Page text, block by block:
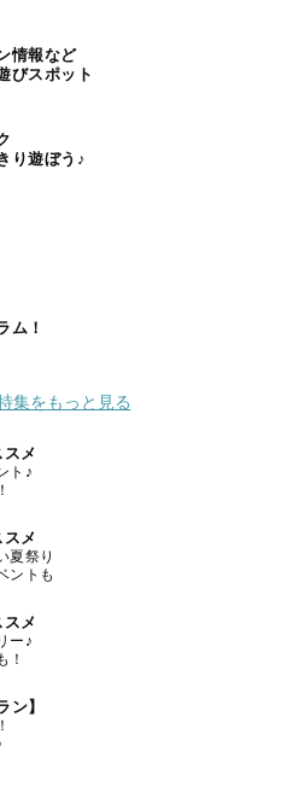
情報など
びスポット
り遊ぼう♪
ム！
集をもっと見る
メ
ト♪
メ
夏祭り
ントも
メ
ー♪
！
ン】